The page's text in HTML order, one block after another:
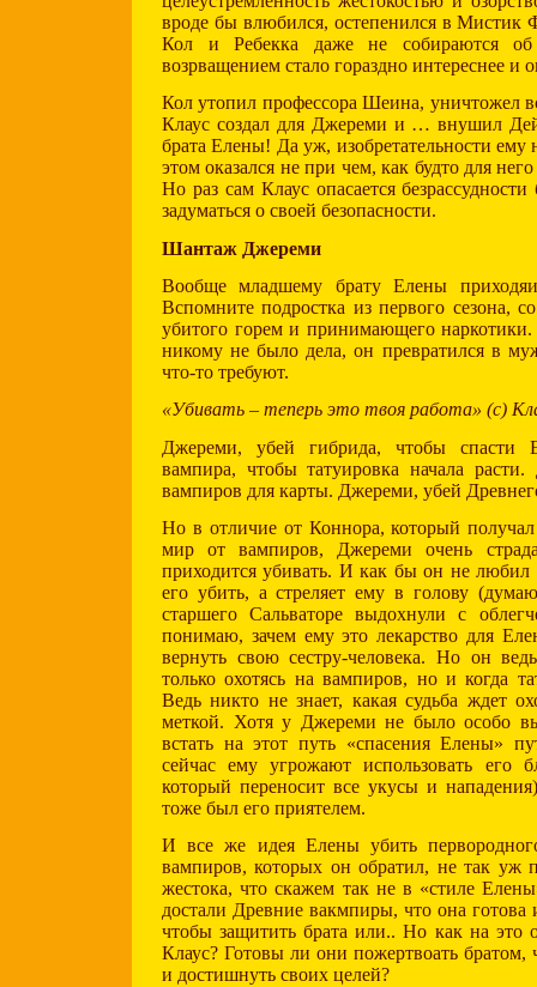
вроде бы влюбился, остепенился в Мистик
Кол и Ребекка даже не собираются
возрващением стало гораздно интереснее и
Кол утопил профессора Шеина, уничтожел
Клаус создал для Джереми и … внушил
брата Елены! Да уж, изобретательности
этом оказался не при чем, как будто для
Но раз сам Клаус опасается
задуматься о своей безопасности.
Шантаж Джереми
Вообще младшему брату Елены
Вспомните подростка из первого сезона,
убитого горем и принимающего наркотики.
никому не было дела, он превратился в
что-то требуют.
«Убивать – теперь это твоя работа» (с)
Джереми, убей гибрида, чтобы спасти
вампира, чтобы татуировка начала
вампиров для карты. Джереми, убей
Но в отличие от Коннора, который получал
мир от вампиров, Джереми очень
приходится убивать. И как бы он не
его убить, а стреляет ему в голову
старшего Сальваторе выдохнули с
понимаю, зачем ему это лекарство для
вернуть свою сестру-человека. Но он
только охотясь на вампиров, но и когда
Ведь никто не знает, какая судьба ждет
меткой. Хотя у Джереми не было особо
встать на этот путь «спасения Елены»
сейчас ему угрожают использовать его
который переносит все укусы и
тоже был его приятелем.
И все же идея Елены убить
вампиров, которых он обратил, не так уж
жестока, что скажем так не в «стиле
достали Древние вакмпиры, что она
чтобы защитить брата или.. Но как на это
Клаус? Готовы ли они пожертвоать братом,
и достишнуть своих целей?